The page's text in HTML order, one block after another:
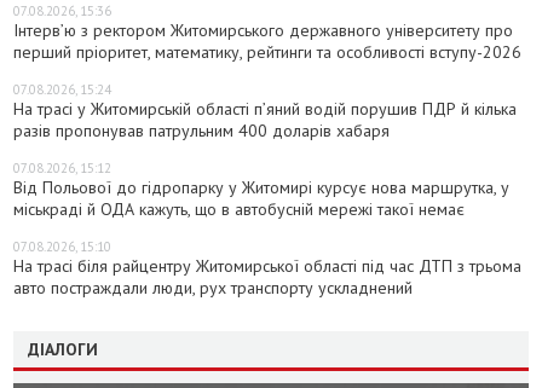
07.08.2026, 15:36
Інтерв’ю з ректором Житомирського державного університету про
перший пріоритет, математику, рейтинги та особливості вступу-2026
07.08.2026, 15:24
На трасі у Житомирській області п’яний водій порушив ПДР й кілька
разів пропонував патрульним 400 доларів хабаря
07.08.2026, 15:12
Від Польової до гідропарку у Житомирі курсує нова маршрутка, у
міськраді й ОДА кажуть, що в автобусній мережі такої немає
07.08.2026, 15:10
На трасі біля райцентру Житомирської області під час ДТП з трьома
авто постраждали люди, рух транспорту ускладнений
ДІАЛОГИ